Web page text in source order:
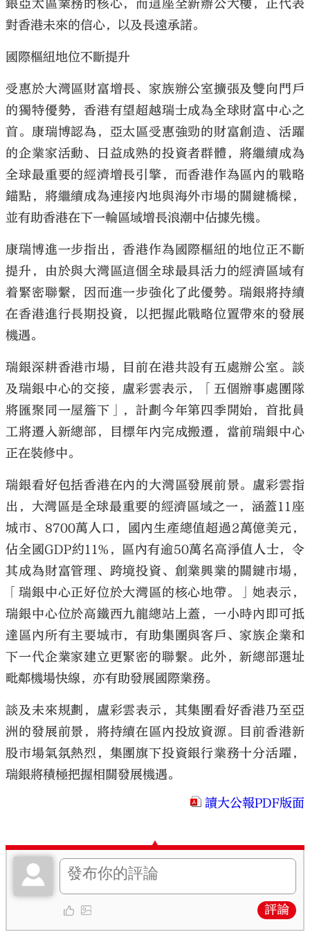
銀亞太區業務的核心，而這座全新辦公大樓，正代表
對香港未來的信心，以及長遠承諾。
國際樞紐地位不斷提升
受惠於大灣區財富增長、家族辦公室擴張及雙向門戶
的獨特優勢，香港有望超越瑞士成為全球財富中心之
首。康瑞博認為，亞太區受惠強勁的財富創造、活躍
的企業家活動、日益成熟的投資者群體，將繼續成為
全球最重要的經濟增長引擎，而香港作為區內的戰略
錨點，將繼續成為連接內地與海外市場的關鍵橋樑，
並有助香港在下一輪區域增長浪潮中佔據先機。
康瑞博進一步指出，香港作為國際樞紐的地位正不斷
提升，由於與大灣區這個全球最具活力的經濟區域有
着緊密聯繫，因而進一步強化了此優勢。瑞銀將持續
在香港進行長期投資，以把握此戰略位置帶來的發展
機遇。
瑞銀深耕香港市場，目前在港共設有五處辦公室。談
及瑞銀中心的交接，盧彩雲表示，「五個辦事處團隊
將匯聚同一屋簷下」，計劃今年第四季開始，首批員
工將遷入新總部，目標年內完成搬遷，當前瑞銀中心
正在裝修中。
瑞銀看好包括香港在內的大灣區發展前景。盧彩雲指
出，大灣區是全球最重要的經濟區域之一，涵蓋11座
城市、8700萬人口，國內生產總值超過2萬億美元，
佔全國GDP約11%，區內有逾50萬名高淨值人士，令
其成為財富管理、跨境投資、創業興業的關鍵市場，
「瑞銀中心正好位於大灣區的核心地帶。」她表示，
瑞銀中心位於高鐵西九龍總站上蓋，一小時內即可抵
達區內所有主要城市，有助集團與客戶、家族企業和
下一代企業家建立更緊密的聯繫。此外，新總部選址
毗鄰機場快線，亦有助發展國際業務。
談及未來規劃，盧彩雲表示，其集團看好香港乃至亞
洲的發展前景，將持續在區內投放資源。目前香港新
股市場氣氛熱烈，集團旗下投資銀行業務十分活躍，
瑞銀將積極把握相關發展機遇。
讀大公報PDF版面
評論